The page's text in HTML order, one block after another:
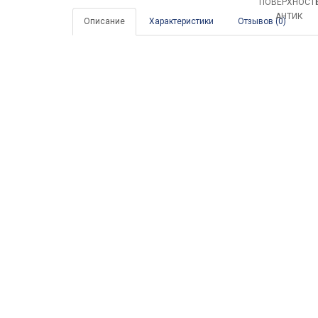
Описание Характеристики Отзывов (0)